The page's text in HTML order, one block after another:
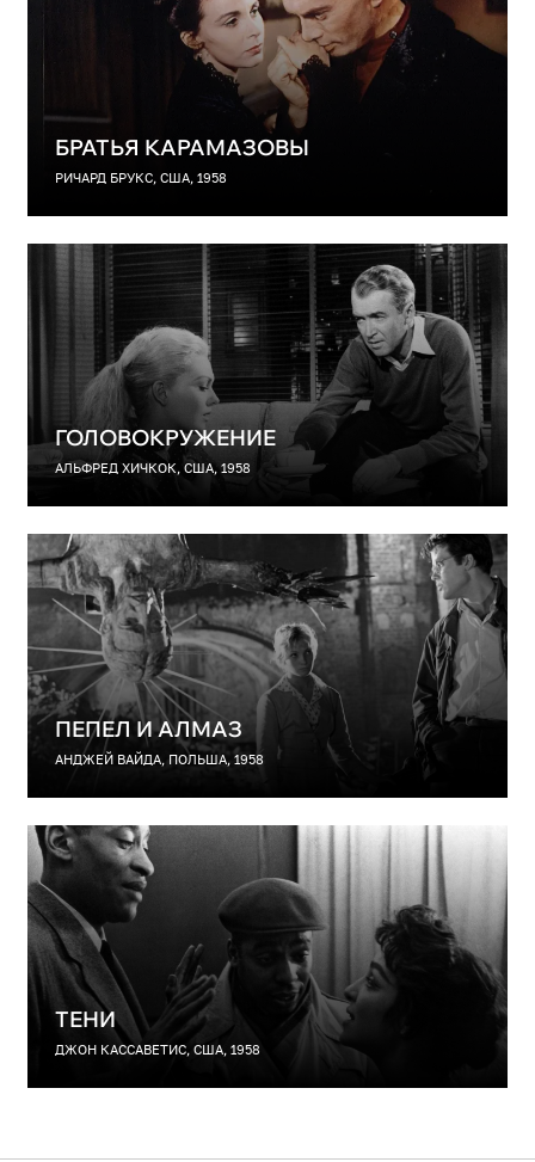
БРАТЬЯ КАРАМАЗОВЫ
РИЧАРД БРУКС, США, 1958
ГОЛОВОКРУЖЕНИЕ
АЛЬФРЕД ХИЧКОК, США, 1958
ПЕПЕЛ И АЛМАЗ
АНДЖЕЙ ВАЙДА, ПОЛЬША, 1958
ТЕНИ
ДЖОН КАССАВЕТИС, США, 1958